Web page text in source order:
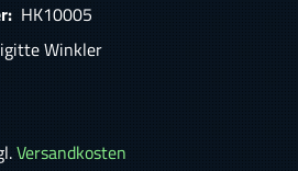
HK10005
Winkler
Versandkosten